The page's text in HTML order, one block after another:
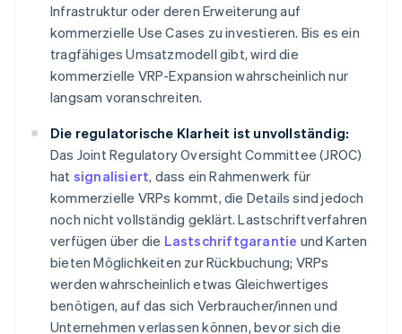
Infrastruktur oder deren Erweiterung auf
kommerzielle Use Cases zu investieren. Bis es ein
tragfähiges Umsatzmodell gibt, wird die
kommerzielle VRP-Expansion wahrscheinlich nur
langsam voranschreiten.
Die regulatorische Klarheit ist unvollständig:
Das Joint Regulatory Oversight Committee (JROC)
hat signalisiert, dass ein Rahmenwerk für
kommerzielle VRPs kommt, die Details sind jedoch
noch nicht vollständig geklärt. Lastschriftverfahren
verfügen über die Lastschriftgarantie und Karten
bieten Möglichkeiten zur Rückbuchung; VRPs
werden wahrscheinlich etwas Gleichwertiges
benötigen, auf das sich Verbraucher/innen und
Unternehmen verlassen können, bevor sich die